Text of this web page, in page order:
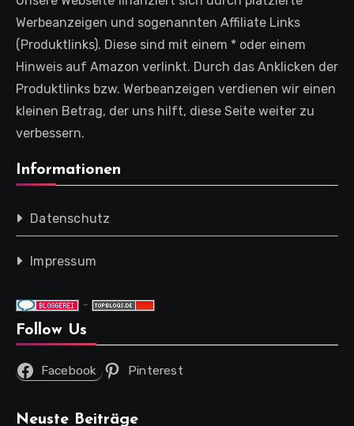
Werbeanzeigen und sogenannten Affiliate Links
(Produktlinks). Diese sind mit einem * oder einem
Hinweis auf Amazon verlinkt. Durch das Anklicken der
Produktlinks bzw. Werbeanzeigen verdienen wir einen
kleinen Betrag, der uns hilft, diese Seite weiter zu
verbessern.
Informationen
Datenschutz
Impressum
-
Follow Us
Facebook Pinterest
Neuste Beiträge